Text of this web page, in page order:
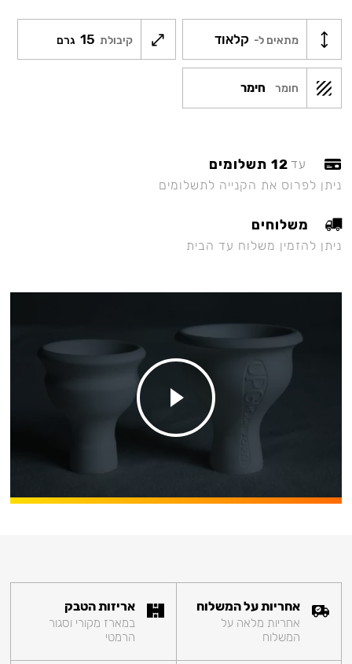
מתאים ל- קלאוד קיבולת 15 גרם
חומר חימר
עד 12 תשלומים
ניתן לפרוס את הקנייה לתשלומים
משלוחים
ניתן להזמין משלוח עד הבית
אחריות על המשלוח
אחריות מלאה על
המשלוח
אריזות הטבק
במארז מקורי וסגור
הרמטי